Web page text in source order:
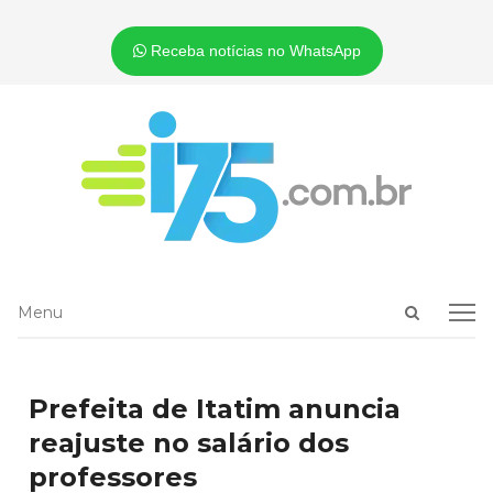
Receba notícias no WhatsApp
Open
Menu
Menu
Prefeita de Itatim anuncia
reajuste no salário dos
professores